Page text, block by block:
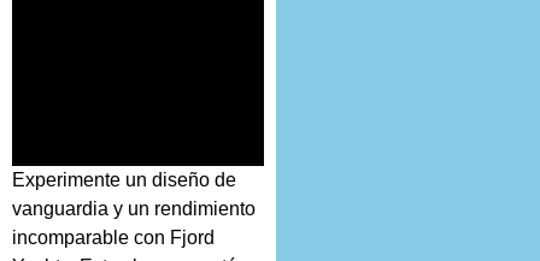
Experimente un diseño de
vanguardia y un rendimiento
incomparable con Fjord